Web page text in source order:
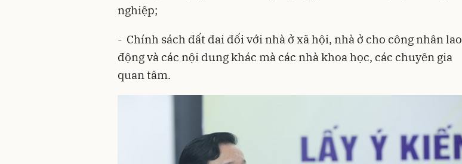
nghiệp;
- Chính sách đất đai đối với nhà ở xã hội, nhà ở cho công nhân lao
động và các nội dung khác mà các nhà khoa học, các chuyên gia
quan tâm.